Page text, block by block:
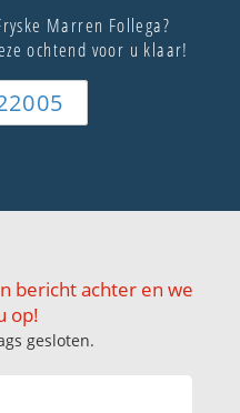
Marren Follega?
ochtend voor u klaar!
bericht achter en we
op!
gesloten.